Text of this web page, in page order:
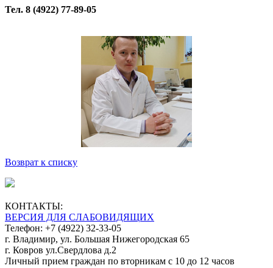
Тел. 8 (4922) 77-89-05
Возврат к списку
КОНТАКТЫ:
ВЕРСИЯ ДЛЯ СЛАБОВИДЯЩИХ
Телефон: +7 (4922) 32-33-05
г. Владимир, ул. Большая Нижегородская 65
г. Ковров ул.Свердлова д.2
Личный прием граждан по вторникам с 10 до 12 часов